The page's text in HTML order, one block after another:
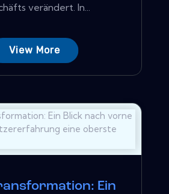
verändert. In...
View More
Ein